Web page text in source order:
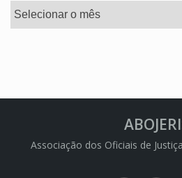
Arquivos
Associação dos Oficiais de